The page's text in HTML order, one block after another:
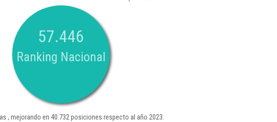
57.446
Ranking Nacional
, mejorando en 40.732 posiciones respecto al año 2023.